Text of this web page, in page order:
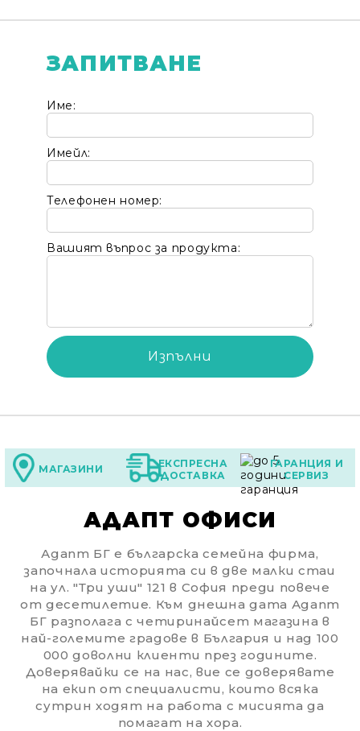
Ние ще се свържем с вас в рамките на работния
ЗАПИТВАНЕ
Име:
Имейл:
Телефонен номер:
Вашият въпрос за продукта:
МАГАЗИНИ
ЕКСПРЕСНА
ДОСТАВКА
ГАРАНЦИЯ И
СЕРВИЗ
АДАПТ ОФИСИ
Адапт БГ е българска семейна фирма,
започнала историята си в две малки стаи
на ул. "Три уши" 121 в София преди повече
от десетилетие. Към днешна дата Адапт
БГ разполага с четиринайсет магазина в
най-големите градове в България и над 100
000 доволни клиенти през годините.
Доверявайки се на нас, вие се доверявате
на екип от специалисти, които всяка
сутрин ходят на работа с мисията да
помагат на хора.